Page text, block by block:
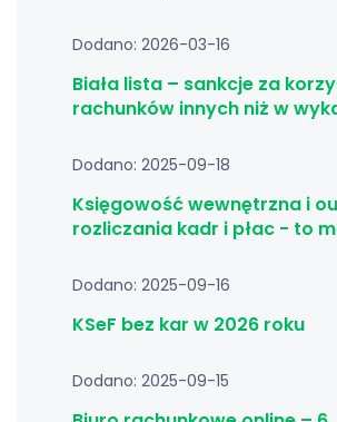
Dodano: 2026-03-16
Biała lista – sankcje za
rachunków innych niż w
Dodano: 2025-09-18
Księgowość wewnętrzna i
rozliczania kadr i płac - to
Dodano: 2025-09-16
KSeF bez kar w 2026 roku
Dodano: 2025-09-15